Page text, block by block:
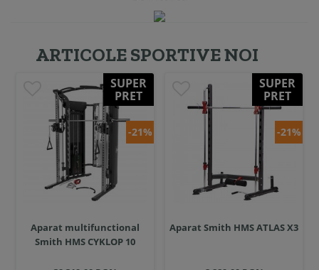
ARTICOLE SPORTIVE NOI
SUPER
PRET
-21%
Aparat multifunctional
Smith HMS CYKLOP 10
SUPER
PRET
-21%
Aparat Smith HMS ATLAS X3